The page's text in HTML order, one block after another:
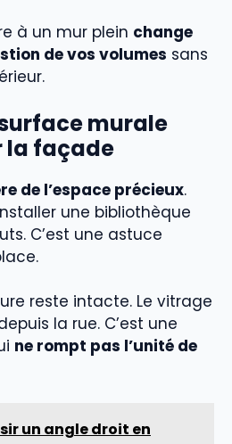
à un mur plein change
de vos volumes sans
murale
la façade
de l’espace précieux.
une bibliothèque
C’est une astuce
reste intacte. Le vitrage
la rue. C’est une
ne rompt pas l’unité de
un angle droit en